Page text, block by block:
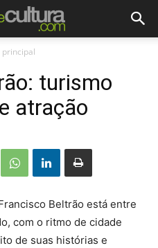
turismo
atração
Beltrão está entre
com o ritmo de cidade
de suas histórias e